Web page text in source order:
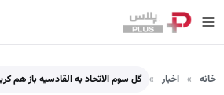
خانه اخبار گل سوم الاتحاد به القادسیه باز هم